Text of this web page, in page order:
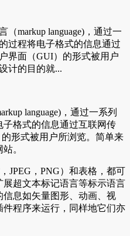
（markup language)，通过一
过程将电子格式的信息通过
界面（GUI）的形式被用户
计的目的就...
language)，通过一系列
格式的信息通过互联网传
形式被用户所浏览。简单来
。
JPEG，PNG）和表格，都可
超文本标记语言等标示语言
息如矢量图形、动画、视
程序来运行，同样地它们亦